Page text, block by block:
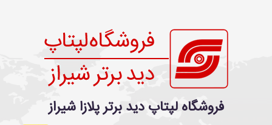
فروشگاه لپتاپ دید برتر پلازا شیراز